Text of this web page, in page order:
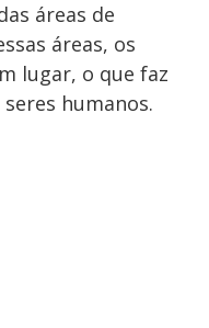
áreas de
áreas, os
lugar, o que faz
humanos.